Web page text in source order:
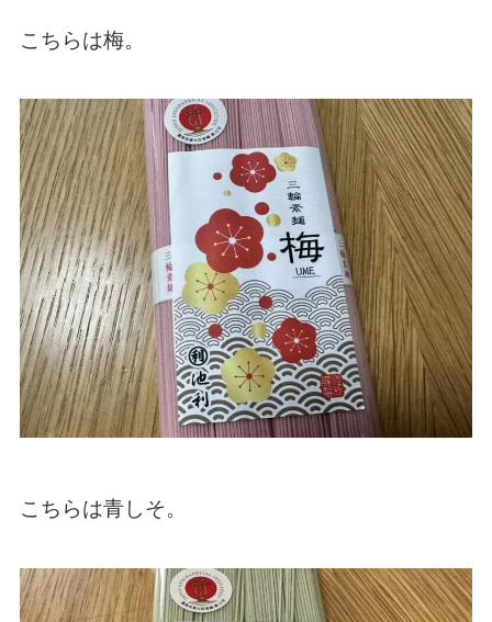
こちらは梅。
こちらは青しそ。